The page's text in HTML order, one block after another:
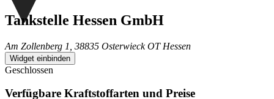
Tankstelle Hessen GmbH
Am Zollenberg 1, 38835 Osterwieck OT Hessen
Widget einbinden
Geschlossen
Verfügbare Kraftstoffarten und Preise